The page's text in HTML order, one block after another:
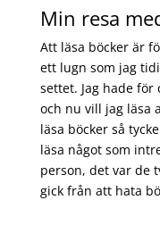
Min resa
Att läsa böcker är
ett lugn som jag
settet. Jag hade
och nu vill jag läsa
läsa böcker så
läsa något som
person, det var de
gick från att hata